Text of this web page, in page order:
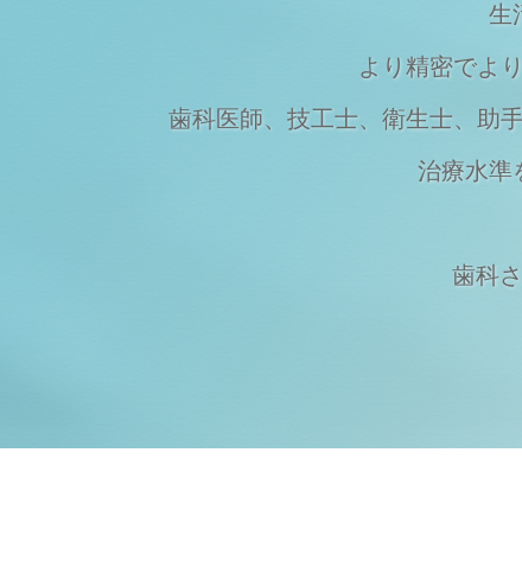
生
より精密でよ
歯科医師、技工士、衛生士、助手
治療水準
歯科